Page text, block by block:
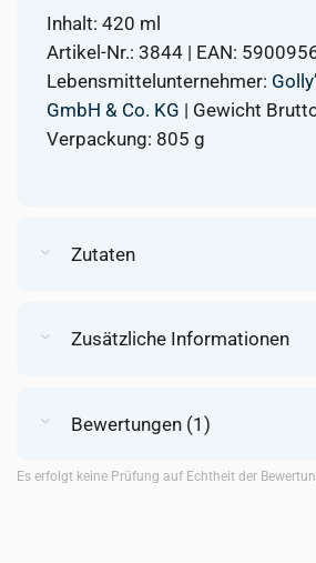
Inhalt: 420 ml
Artikel-Nr.: 3844 | EAN:
Lebensmittelunternehmer:
GmbH & Co. KG | Gewicht
Verpackung: 805 g
Zutaten
Zusätzliche Informationen
Bewertungen (1)
Es erfolgt keine Prüfung auf Echtheit der